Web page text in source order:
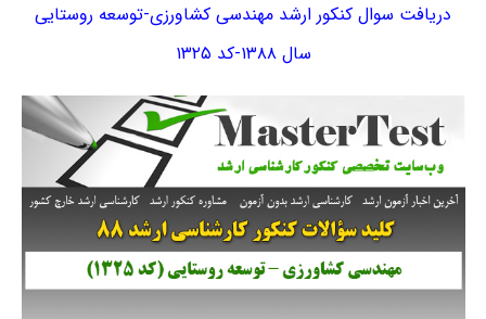
دریافت سوال کنکور ارشد مهندسی کشاورزی-توسعه روستایی
سال ۱۳۸۸-کد ۱۳۲۵